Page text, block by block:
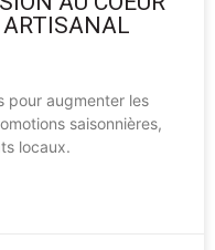
ARTISANAL
pour augmenter les
saisonnières,
locaux.